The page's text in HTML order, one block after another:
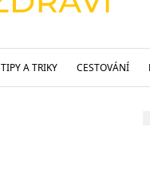
TIPY A TRIKY CESTOVÁNÍ